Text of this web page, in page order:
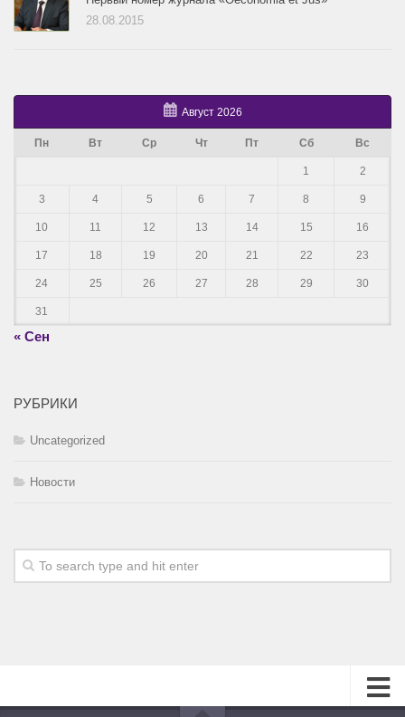
28.08.2015
Август 2026
Пн Вт Ср Чт Пт Сб Вс
1 2
3 4 5 6 7 8 9
10 11 12 13 14 15 16
17 18 19 20 21 22 23
24 25 26 27 28 29 30
31
« Сен
РУБРИКИ
Uncategorized
Новости